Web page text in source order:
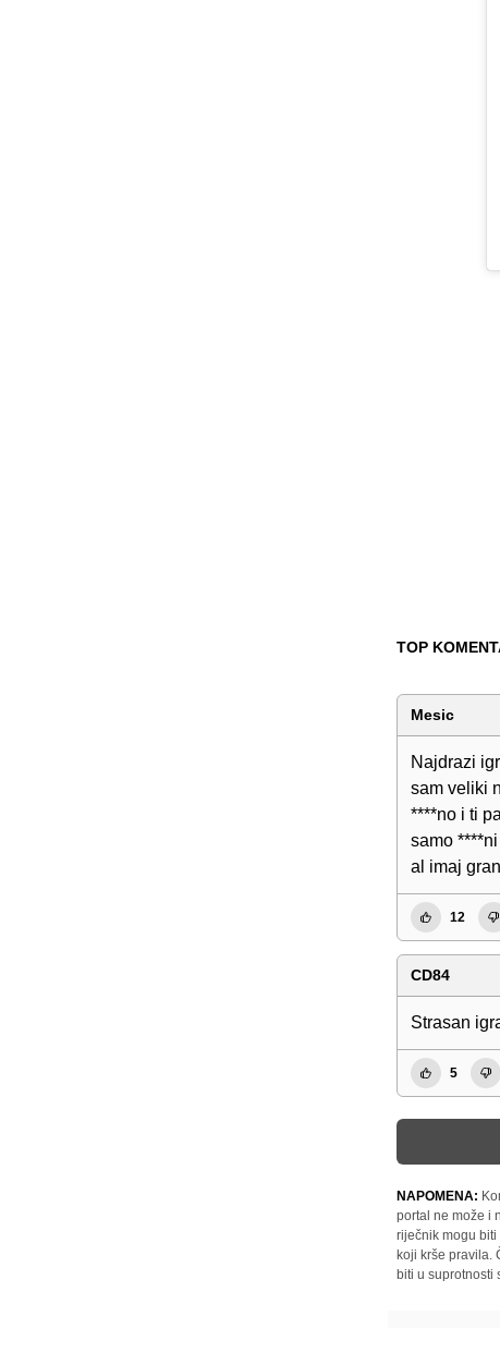
TOP
Mesic
Najdrazi
sam veliki
****no i ti
samo
al imaj
12
CD84
Strasan
5
NAPOMENA:
portal ne može i
riječnik mogu
koji krše pravila.
biti u suprotnosti